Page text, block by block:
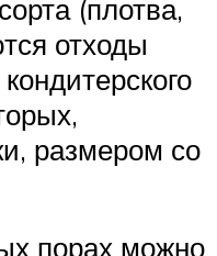
(плотва,
отходы
размером со
порах можно